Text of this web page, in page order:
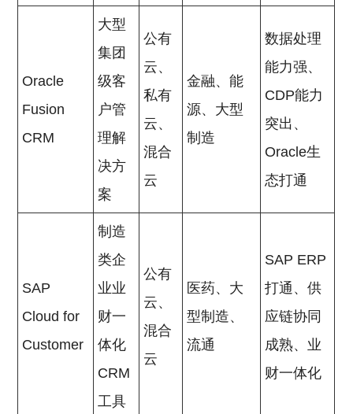
Oracle
Fusion
CRM
大型
集团
级客
户管
理解
决方
案
公有
云、
私有
云、
混合
云
金融、能
源、大型
制造
数据处理
能力强、
CDP能力
突出、
Oracle生
态打通
SAP
Cloud for
Customer
制造
类企
业业
财一
体化
CRM
工具
公有
云、
混合
云
医药、大
型制造、
流通
SAP ERP
打通、供
应链协同
成熟、业
财一体化